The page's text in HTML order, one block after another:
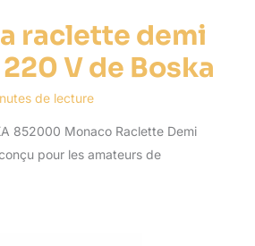
raclette demi
V de Boska
de lecture
852000 Monaco Raclette Demi
pour les amateurs de